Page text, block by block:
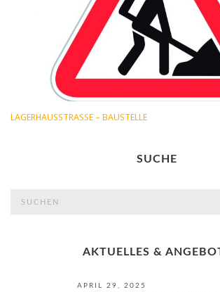
LAGERHAUSSTRASSE – BAUSTELLE
SUCHE
AKTUELLES &
APRIL 29, 2025